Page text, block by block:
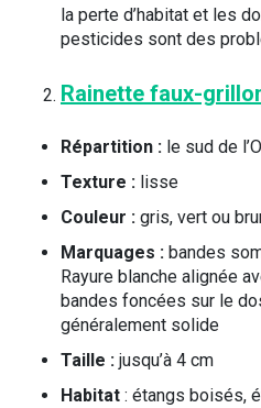
la perte d’habitat et les
pesticides sont des
Rainette faux-
Répartition : le sud de
Texture : lisse
Couleur : gris, vert ou
Marquages : bandes
Rayure blanche alignée
bandes foncées sur le
généralement solide
Taille : jusqu’à 4 cm
Habitat : étangs boisés,